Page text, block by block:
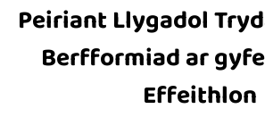
Peiriant Llygadol
Berfformiad ar
Effeithlon